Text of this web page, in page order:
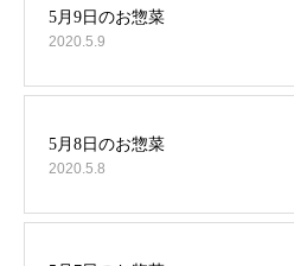
2020.5.9
2020.5.8